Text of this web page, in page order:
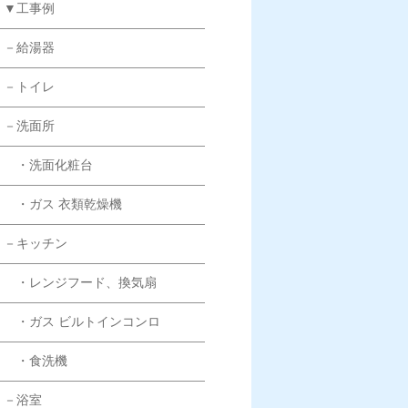
▼工事例
－給湯器
－トイレ
－洗面所
・洗面化粧台
・ガス 衣類乾燥機
－キッチン
・レンジフード、換気扇
・ガス ビルトインコンロ
・食洗機
－浴室